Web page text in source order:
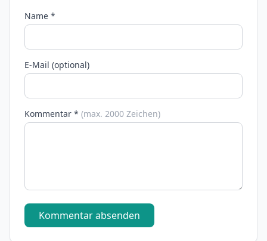
Name *
E-Mail (optional)
Kommentar * (max. 2000 Zeichen)
Kommentar absenden